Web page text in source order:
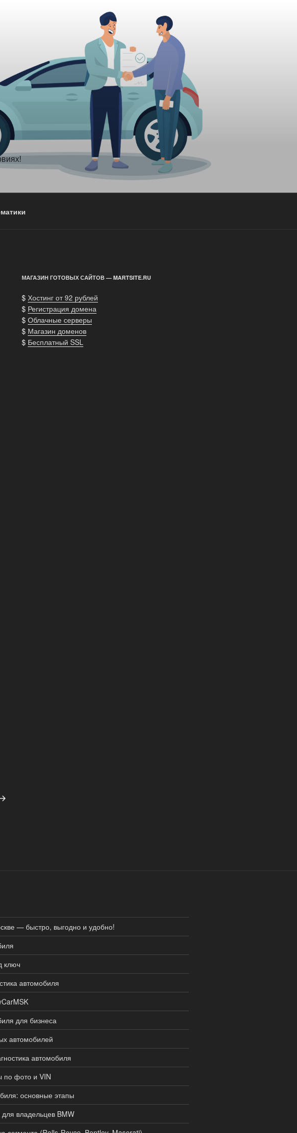
МАГАЗИН ГОТОВЫХ САЙТОВ — MARTSITE.RU
$ Хостинг от 92 рублей
$ Регистрация домена
$ Облачные серверы
$ Магазин доменов
$ Бесплатный SSL
— быстро, выгодно и удобно!
ключ
автомобиля
для бизнеса
автомобилей
автомобиля
фото и VIN
основные этапы
владельцев BMW